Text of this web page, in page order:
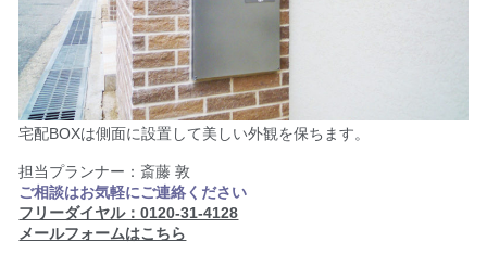
宅配BOXは側面に設置して美しい外観を保ちます。
担当プランナー：斎藤 敦
ご相談はお気軽にご連絡ください
フリーダイヤル：0120-31-4128
メールフォームはこちら